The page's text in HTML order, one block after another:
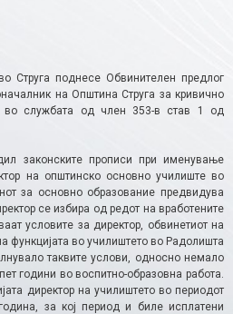
Струга поднесе Обвинителен предлог
на Општина Струга за кривично
службата од член 353-в став 1 од
законските прописи при именување
на општинско основно училиште во
за основно образование предвидува
се избира од редот на вработените
условите за директор, обвинетиот на
функцијата во училиштето во Радолишта
таквите услови, односно немало
години во воспитно-образовна работа.
директор на училиштето во периодот
за кој период и биле исплатени